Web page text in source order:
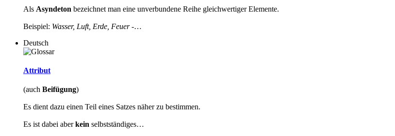
Als Asyndeton bezeichnet man eine unverbundene Reihe gleichwertiger Elemente.
Beispiel: Wasser, Luft, Erde, Feuer-…
Deutsch
Attribut
(auch Beifügung)
Es dient dazu einen Teil eines Satzes näher zu bestimmen.
Es ist dabei aberkein selbstständiges…